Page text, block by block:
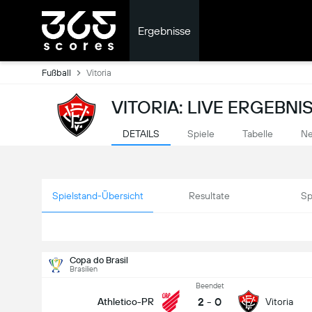
Ergebnisse
Fußball Vitoria
VITORIA: LIVE
DETAILS Spiele Tabelle
Spielstand-Übersicht Resultate
Copa do Brasil
Brasilien
Athletico-PR
Beendet
2 - 0 Vitoria